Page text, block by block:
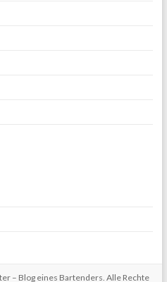
– Blog eines Bartenders. Alle Rechte